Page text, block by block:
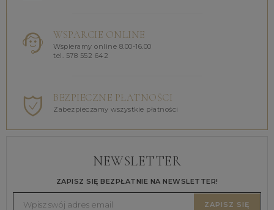
WSPARCIE ONLINE
Wspieramy online 8.00-16.00
tel. 578 552 642
BEZPIECZNE PŁATNOŚCI
Zabezpieczamy wszystkie płatności
NEWSLETTER
ZAPISZ SIĘ BEZPŁATNIE NA NEWSLETTER!
ZAPISZ SIĘ